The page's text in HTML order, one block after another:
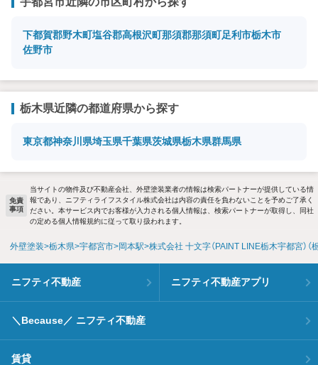
下都賀郡野木町塩谷郡高根沢町那須郡那須町足利市栃木市
佐野市
栃木県近隣の都道府県から探す
東京都神奈川県埼玉県千葉県茨城県栃木県群馬県
免責
事項
当サイトの物件及び不動産会社、外壁塗装業者の情報は検索パートナーが提供している情
報であり、ニフティライフスタイル株式会社は内容の責任を負わないことを予めご了承く
ださい。本サービス内でお客様が入力される個人情報は、検索パートナーが取得し、同社
の定める個人情報規約に従って取り扱われます。
外壁塗装 栃木県 宇都宮市 岡本駅 株式会社 十文字（PAINT LINE栃木宇都宮）
ニフティ不動産 ニフティ不動産アプリ
＼Because／ ニフティ不動産
賃貸